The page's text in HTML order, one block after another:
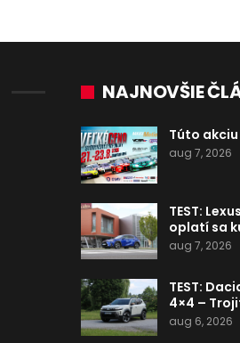
NAJNOVŠIE
Túto
aug 7, 2026
TEST:
oplatí sa
aug 7, 2026
TEST:
4×4 –
aug 6, 2026